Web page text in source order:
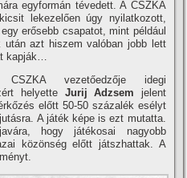
egyformán tévedett. A CSZKA
lekezelően úgy nyilatkozott,
erősebb csapatot, mint például
után azt hiszem valóban jobb lett
kapják…
vezetőedzője idegi
helyette Jurij Adzsem jelent
előtt 50-50 százalék esélyt
A játék képe is ezt mutatta.
hogy játékosai nagyobb
közönség előtt játszhattak. A